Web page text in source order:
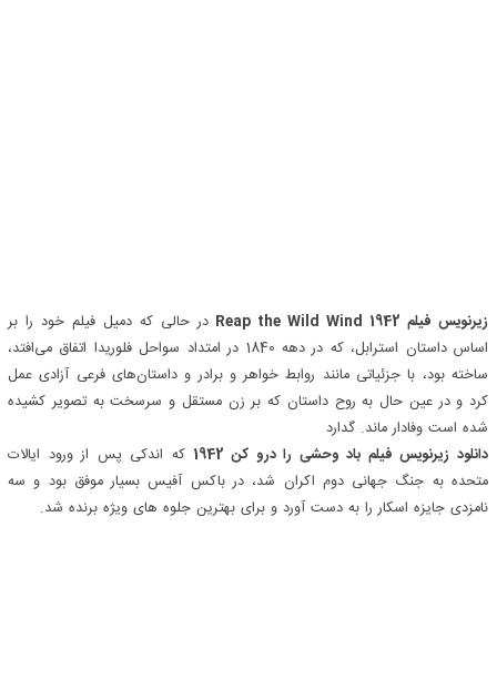
زیرنویس فیلم Reap the Wild Wind 1942
در حالی که دمیل فیلم خود را بر
اساس داستان استرابل، که در دهه 1840 در امتداد سواحل فلوریدا اتفاق می‌افتد،
ساخته بود، با جزئیاتی مانند روابط خواهر و برادر و داستان‌های فرعی آزادی عمل
کرد و در عین حال به روح داستان که بر زن مستقل و سرسخت به تصویر کشیده
شده است وفادار ماند. گدارد
دانلود زیرنویس فیلم باد وحشی را درو کن 1942
که اندکی پس از ورود ایالات
متحده به جنگ جهانی دوم اکران شد، در باکس آفیس بسیار موفق بود و سه
نامزدی جایزه اسکار را به دست آورد و برای بهترین جلوه های ویژه برنده شد.